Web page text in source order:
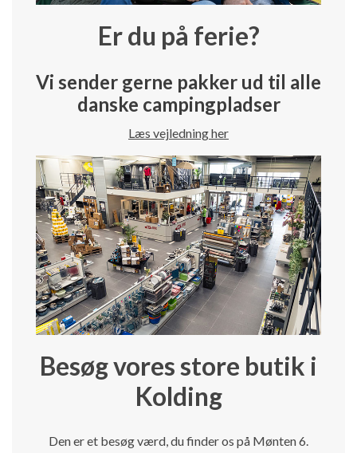
Er du på ferie?
Vi sender gerne pakker ud til alle
danske campingpladser
Læs vejledning her
Besøg vores store butik i
Kolding
Den er et besøg værd, du finder os på Mønten 6.